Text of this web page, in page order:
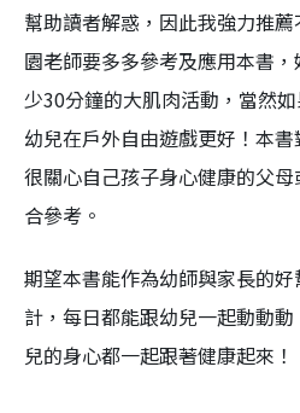
幫助讀者解惑，因此我強力推
園老師要多多參考及應用本書
少30分鐘的大肌肉活動，當然
幼兒在戶外自由遊戲更好！本
很關心自己孩子身心健康的父
合參考。
期望本書能作為幼師與家長的
計，每日都能跟幼兒一起動動
兒的身心都一起跟著健康起來！